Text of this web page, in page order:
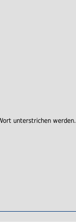
unterstrichen werden.